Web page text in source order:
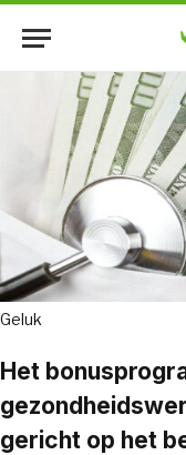
Geluk
Het
gericht op het